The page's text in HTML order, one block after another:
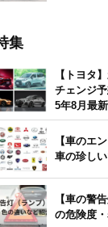
集
【トヨタ
チェンジ
5年8月最
【車のエ
車の珍し
【車の警
の危険度